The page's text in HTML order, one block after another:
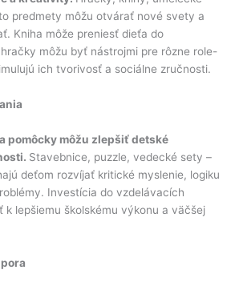
predmety môžu otvárať nové svety a
Kniha môže preniesť dieťa do
môžu byť nástrojmi pre rôzne role-
ich tvorivosť a sociálne zručnosti.
pomôcky môžu zlepšiť detské
Stavebnice, puzzle, vedecké sety –
deťom rozvíjať kritické myslenie, logiku
Investícia do vzdelávacích
k lepšiemu školskému výkonu a väčšej